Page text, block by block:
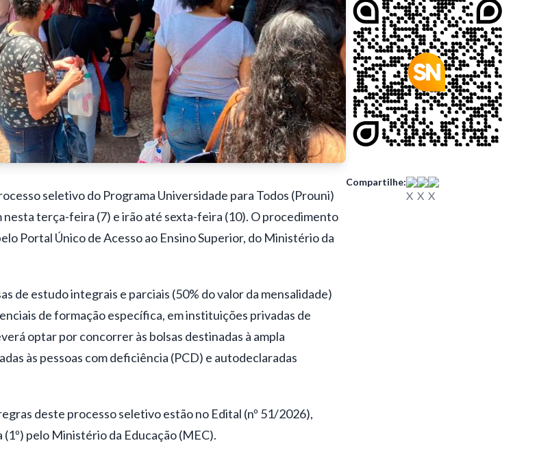
seletivo do Programa Universidade para Todos (Prouni)
nesta terça-feira (7) e irão até sexta-feira (10). O procedimento
Portal Único de Acesso ao Ensino Superior, do Ministério da
de estudo integrais e parciais (50% do valor da mensalidade)
de formação específica, em instituições privadas de
optar por concorrer às bolsas destinadas à ampla
às pessoas com deficiência (PCD) e autodeclaradas
deste processo seletivo estão no Edital (nº 51/2026),
pelo Ministério da Educação (MEC).
Compartilhe: